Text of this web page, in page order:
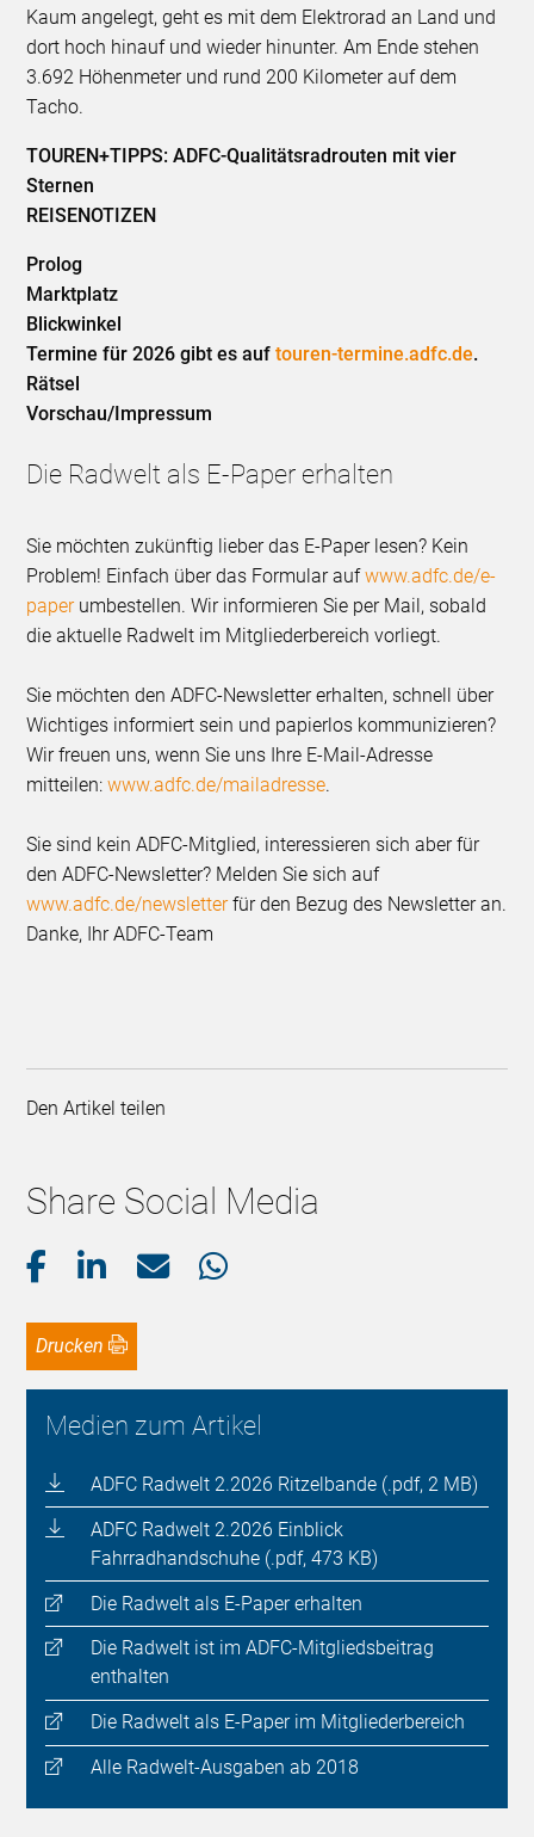
Kaum angelegt, geht es mit dem Elektrorad an Land und
dort hoch hinauf und wieder hinunter. Am Ende stehen
3.692 Höhenmeter und rund 200 Kilometer auf dem
Tacho.
TOUREN+TIPPS: ADFC-Qualitätsradrouten mit vier
Sternen
REISENOTIZEN
Prolog
Marktplatz
Blickwinkel
Termine für 2026 gibt es auftouren-termine.adfc.de.
Rätsel
Vorschau/Impressum
Die Radwelt als E-Paper erhalten
Sie möchten zukünftig lieber das E-Paper lesen? Kein
Problem! Einfach über das Formular aufwww.adfc.de/e-
paperumbestellen. Wir informieren Sie per Mail, sobald
die aktuelle Radwelt im Mitgliederbereich vorliegt.
Sie möchten den ADFC-Newsletter erhalten, schnell über
Wichtiges informiert sein und papierlos kommunizieren?
Wir freuen uns, wenn Sie uns Ihre E-Mail-Adresse
mitteilen:www.adfc.de/mailadresse.
Sie sind kein ADFC-Mitglied, interessieren sich aber für
den ADFC-Newsletter? Melden Sie sich auf
www.adfc.de/newsletterfür den Bezug des Newsletter an.
Danke, Ihr ADFC-Team
Den Artikel teilen
Share Social Media
Drucken
Medien zum Artikel
ADFC Radwelt 2.2026 Ritzelbande (.pdf, 2 MB)
ADFC Radwelt 2.2026 Einblick
Fahrradhandschuhe (.pdf, 473 KB)
Die Radwelt als E-Paper erhalten
Die Radwelt ist im ADFC-Mitgliedsbeitrag
enthalten
Die Radwelt als E-Paper im Mitgliederbereich
Alle Radwelt-Ausgaben ab 2018